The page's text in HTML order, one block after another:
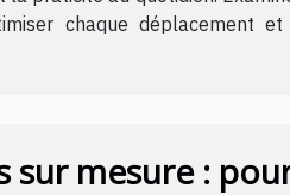
chaque déplacement
sur mesure :